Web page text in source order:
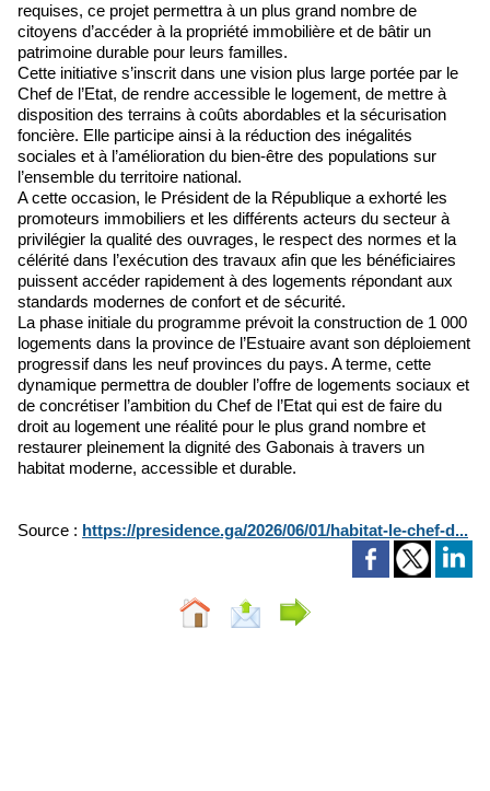
requises, ce projet permettra à un plus grand nombre de
citoyens d’accéder à la propriété immobilière et de bâtir un
patrimoine durable pour leurs familles.
Cette initiative s’inscrit dans une vision plus large portée par le
Chef de l’Etat, de rendre accessible le logement, de mettre à
disposition des terrains à coûts abordables et la sécurisation
foncière. Elle participe ainsi à la réduction des inégalités
sociales et à l’amélioration du bien-être des populations sur
l’ensemble du territoire national.
A cette occasion, le Président de la République a exhorté les
promoteurs immobiliers et les différents acteurs du secteur à
privilégier la qualité des ouvrages, le respect des normes et la
célérité dans l’exécution des travaux afin que les bénéficiaires
puissent accéder rapidement à des logements répondant aux
standards modernes de confort et de sécurité.
La phase initiale du programme prévoit la construction de 1 000
logements dans la province de l’Estuaire avant son déploiement
progressif dans les neuf provinces du pays. A terme, cette
dynamique permettra de doubler l’offre de logements sociaux et
de concrétiser l’ambition du Chef de l’Etat qui est de faire du
droit au logement une réalité pour le plus grand nombre et
restaurer pleinement la dignité des Gabonais à travers un
habitat moderne, accessible et durable.
Source : https://presidence.ga/2026/06/01/habitat-le-chef-d...